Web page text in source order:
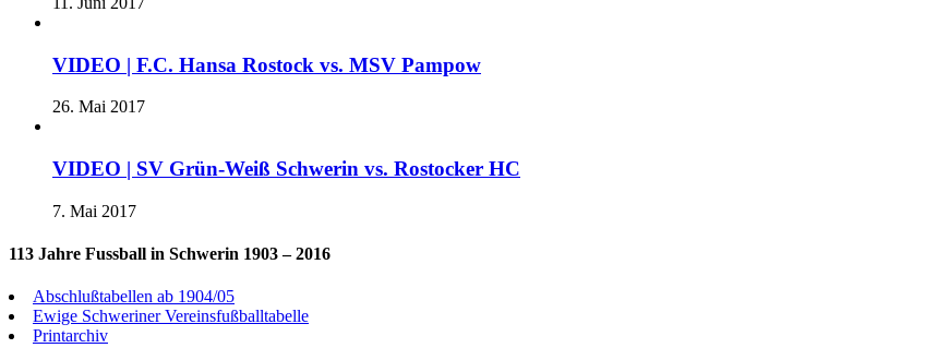
VIDEO | F.C. Hansa Rostock vs. MSV Pampow
26. Mai 2017
VIDEO | SV Grün-Weiß Schwerin vs. Rostocker HC
7. Mai 2017
113 Jahre Fussball in Schwerin 1903 – 2016
Abschlußtabellen ab 1904/05
Ewige Schweriner Vereinsfußballtabelle
Printarchiv